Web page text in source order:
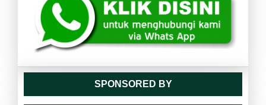
SPONSORED BY